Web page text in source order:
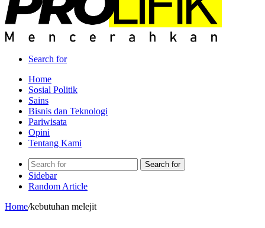
Search for
Home
Sosial Politik
Sains
Bisnis dan Teknologi
Pariwisata
Opini
Tentang Kami
Search for
Sidebar
Random Article
Home/kebutuhan melejit